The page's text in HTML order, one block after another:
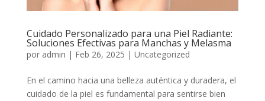
Cuidado Personalizado para una Piel Radiante:
Soluciones Efectivas para Manchas y Melasma
por admin | Feb 26, 2025 | Uncategorized
En el camino hacia una belleza auténtica y duradera, el
cuidado de la piel es fundamental para sentirse bien